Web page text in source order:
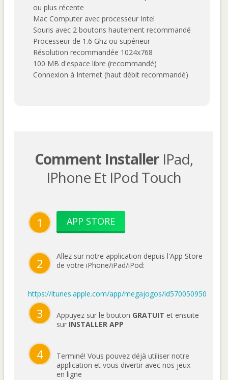
ou plus récente
Mac Computer avec processeur Intel
Souris avec 2 boutons hautement recommandé
Processeur de 1.6 Ghz ou supérieur
Résolution recommandée 1024x768
100 MB d'espace libre (recommandé)
Connexion à Internet (haut débit recommandé)
Comment Installer IPad,
IPhone Et IPod Touch
1 APP STORE
2
Allez sur notre application depuis l'App Store
de votre iPhone/iPad/iPod:
https://itunes.apple.com/app/megajogos/id570050950
3 Appuyez sur le bouton GRATUIT et ensuite
sur INSTALLER APP
4
Terminé! Vous pouvez déjà utiliser notre
application et vous divertir avec nos jeux
en ligne